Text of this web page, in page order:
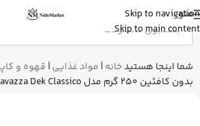
Skip to navigation
Skip to main content
منو
شما اینجا هستیدخانه| مواد غذایی| قهوه و
بدون کافئین 250 گرم مدل Lavazza Dek Classico
عمراناز رشت
شیرخشک پدیاشور وانیلی رو خرید کرد